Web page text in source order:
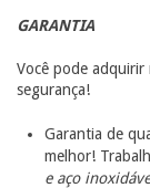
GARANTIA
Você pode
segurança!
Garantia de
melhor!
e aço